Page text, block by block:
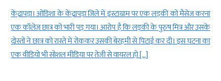
ग्वालियर। मध्य प्रदेश के ग्वालियर से हैरान कर देने वाला मामला सामने आया है।
ग्वालियर के महाराजपुरा थाना क्षेत्र स्थित एयरफोर्स स्टेशन के महाराज गेट पर
बुधवार को एक युवक ने पेट्रोल बम फेंककर सनसनी फैला दी। आरोपी ने बीयर
की खाली बोतल में पेट्रोल भरकर उसमें आग लगाई और उसे एयरफोर्स स्टेशन के